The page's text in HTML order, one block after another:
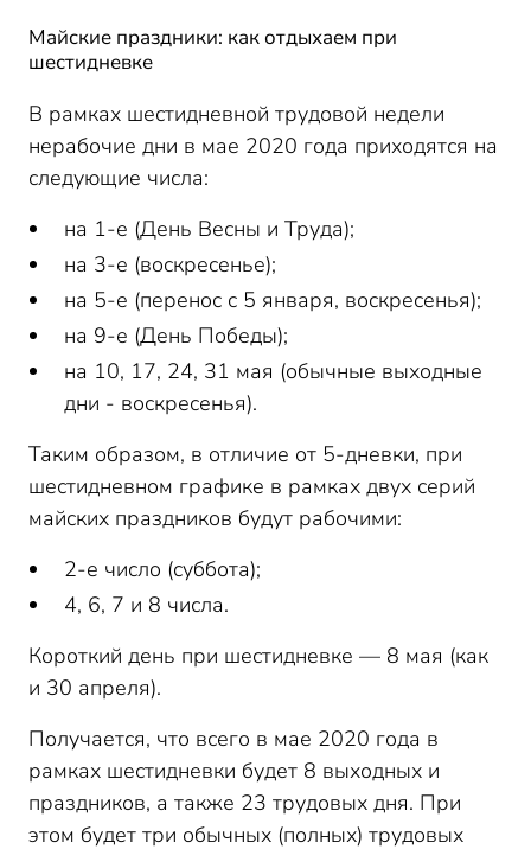
Майские праздники: как отдыхаем при
шестидневке
В рамках шестидневной трудовой недели
нерабочие дни в мае 2020 года приходятся на
следующие числа:
на 1-е (День Весны и Труда);
на 3-е (воскресенье);
на 5-е (перенос с 5 января, воскресенья);
на 9-е (День Победы);
на 10, 17, 24, 31 мая (обычные выходные
дни - воскресенья).
Таким образом, в отличие от 5-дневки, при
шестидневном графике в рамках двух серий
майских праздников будут рабочими:
2-е число (суббота);
4, 6, 7 и 8 числа.
Короткий день при шестидневке — 8 мая (как
и 30 апреля).
Получается, что всего в мае 2020 года в
рамках шестидневки будет 8 выходных и
праздников, а также 23 трудовых дня. При
этом будет три обычных (полных) трудовых